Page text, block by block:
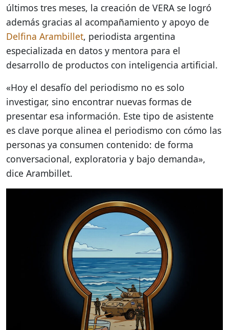
últimos tres meses, la creación de VERA se logró
además gracias al acompañamiento y apoyo de
Delfina Arambillet, periodista argentina
especializada en datos y mentora para el
desarrollo de productos con inteligencia artificial.
«Hoy el desafío del periodismo no es solo
investigar, sino encontrar nuevas formas de
presentar esa información. Este tipo de asistente
es clave porque alinea el periodismo con cómo las
personas ya consumen contenido: de forma
conversacional, exploratoria y bajo demanda»,
dice Arambillet.